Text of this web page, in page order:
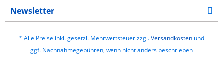
Newsletter
* Alle Preise inkl. gesetzl. Mehrwertsteuer zzgl.Versandkosten und
ggf. Nachnahmegebühren, wenn nicht anders beschrieben